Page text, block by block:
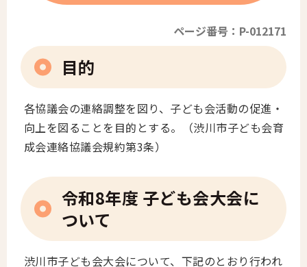
ページ番号：P-012171
目的
各協議会の連絡調整を図り、子ども会活動の促進・
向上を図ることを目的とする。（渋川市子ども会育
成会連絡協議会規約第3条）
令和8年度 子ども会大会に
ついて
渋川市子ども会大会について、下記のとおり行われ